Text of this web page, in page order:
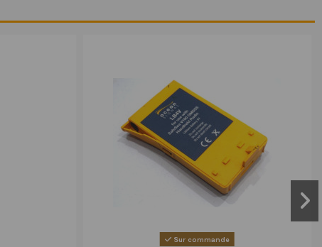
Sur commande